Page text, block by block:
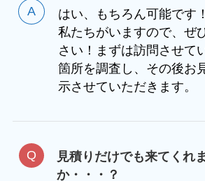
はい、もちろん可能です
私たちがいますので、ぜ
さい！まずは訪問させて
箇所を調査し、その後お
示させていただきます。
見積りだけでも来てくれ
か・・・？